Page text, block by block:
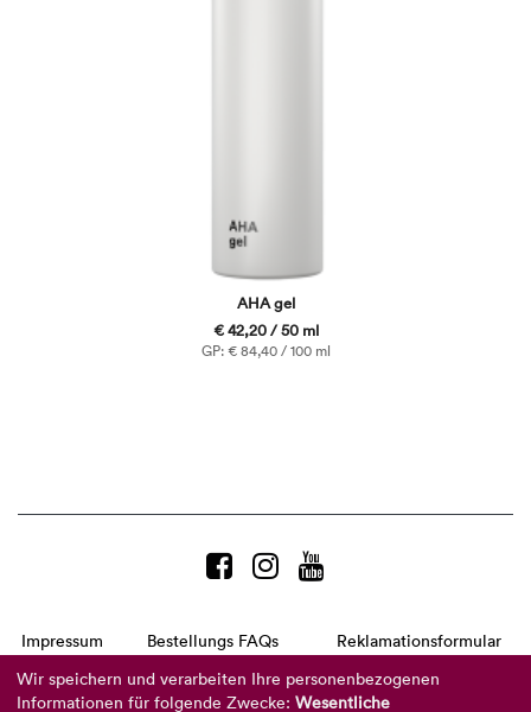
AHA gel
€ 42,20 / 50 ml
GP: € 84,40 / 100 ml
Impressum Bestellungs FAQs
Reklamationsformular
AGB
Datenschutzerklärung
Barrierefreiheitserklärung
Telefon:+49 8104 8873-310
Wir speichern und verarbeiten Ihre personenbezogenen
Informationen für folgende Zwecke: Wesentliche